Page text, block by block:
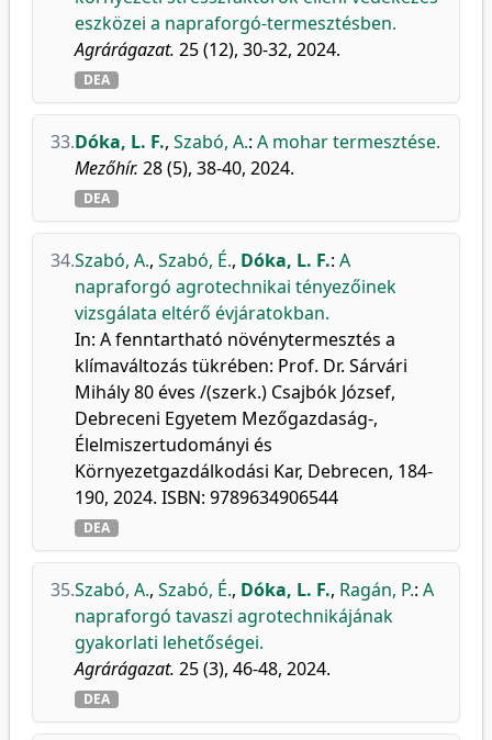
eszközei a napraforgó-termesztésben.
Agrárágazat. 25 (12), 30-32, 2024.
DEA
33.Dóka, L. F., Szabó, A.: A mohar termesztése.
Mezőhír. 28 (5), 38-40, 2024.
DEA
34.Szabó, A., Szabó, É., Dóka, L. F.: A
napraforgó agrotechnikai tényezőinek
vizsgálata eltérő évjáratokban.
In: A fenntartható növénytermesztés a
klímaváltozás tükrében: Prof. Dr. Sárvári
Mihály 80 éves /(szerk.) Csajbók József,
Debreceni Egyetem Mezőgazdaság-,
Élelmiszertudományi és
Környezetgazdálkodási Kar, Debrecen, 184-
190, 2024. ISBN: 9789634906544
DEA
35.Szabó, A., Szabó, É., Dóka, L. F., Ragán, P.: A
napraforgó tavaszi agrotechnikájának
gyakorlati lehetőségei.
Agrárágazat. 25 (3), 46-48, 2024.
DEA